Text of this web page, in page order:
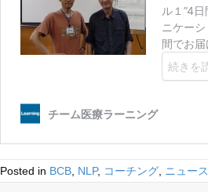
Posted in BCB NLP, コーチング ニュース